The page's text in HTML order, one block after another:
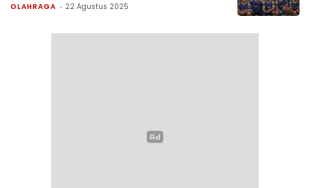
OLAHRAGA 22 Agustus 2025